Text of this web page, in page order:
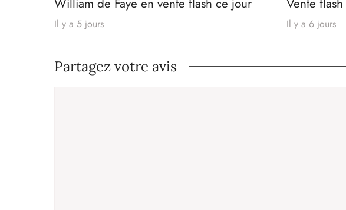
William de Faye en vente flash ce jour
Il y a 5 jours
Vente
Il y a 6 jours
Partagez votre avis